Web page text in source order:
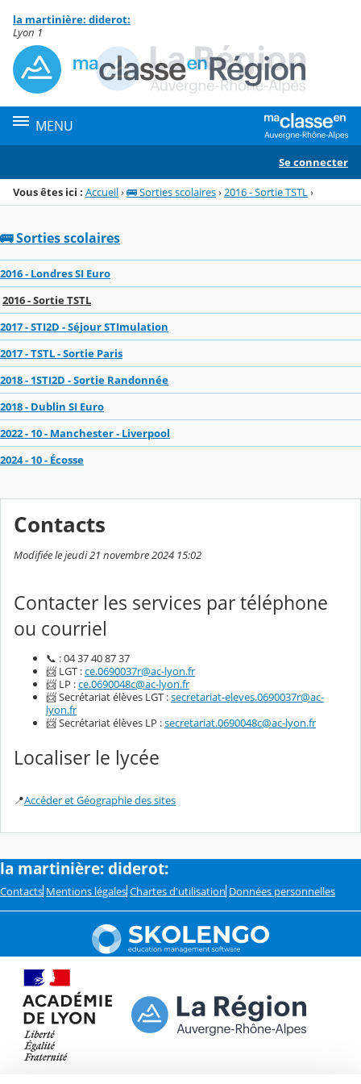
Menu de la rubrique
Contenu
la martinière: diderot:
Lyon 1
MENU
Se connecter
Vous êtes ici : Accueil›🚌 Sorties scolaires› 2016 - Sortie TSTL ›
🚌 Sorties scolaires
2016 - Londres SI Euro
2016 - Sortie TSTL
2017 - STI2D - Séjour STImulation
2017 - TSTL - Sortie Paris
2018 - 1STI2D - Sortie Randonnée
2018 - Dublin SI Euro
2022 - 10 - Manchester - Liverpool
2024 - 10 - Écosse
Contacts
Modifiée le jeudi 21 novembre 2024 15:02
Contacter les services par téléphone
ou courriel
📞 : 04 37 40 87 37
📨 LGT :ce.0690037r@ac-lyon.fr
📨 LP :ce.0690048c@ac-lyon.fr
📨 Secrétariat élèves LGT :secretariat-eleves.0690037r@ac-
lyon.fr
📨 Secrétariat élèves LP :secretariat.0690048c@ac-lyon.fr
Localiser le lycée
📍Accéder et Géographie des sites
la martinière: diderot:
Contacts Mentions légales Chartes d'utilisation Données personnelles